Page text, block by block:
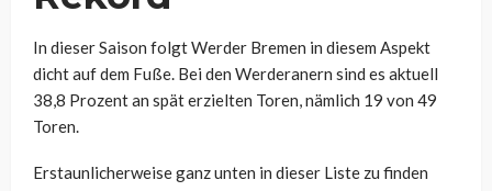
In dieser Saison folgt Werder Bremen in diesem Aspekt
dicht auf dem Fuße. Bei den Werderanern sind es aktuell
38,8 Prozent an spät erzielten Toren, nämlich 19 von 49
Toren.
Erstaunlicherweise ganz unten in dieser Liste zu finden